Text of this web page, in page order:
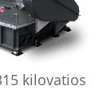
kilovatios